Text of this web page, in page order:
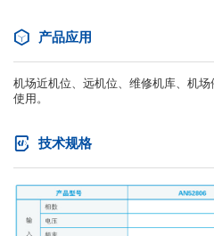
产品应用
机场近机位、远机位、维修机库、机
使用。
技术规格